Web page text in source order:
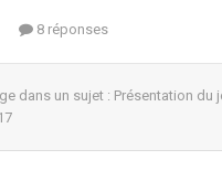
8 réponses
dans un sujet : Présentation du